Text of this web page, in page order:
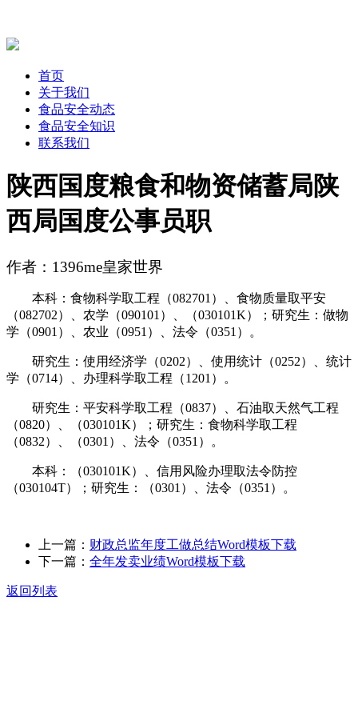
首页
关于我们
食品安全动态
食品安全知识
联系我们
陕西国度粮食和物资储蓄局陕
西局国度公事员职
作者：1396me皇家世界
本科：食物科学取工程（082701）、食物质量取平安
（082702）、农学（090101）、（030101K）；研究生：做物
学（0901）、农业（0951）、法令（0351）。
研究生：使用经济学（0202）、使用统计（0252）、统计
学（0714）、办理科学取工程（1201）。
研究生：平安科学取工程（0837）、石油取天然气工程
（0820）、（030101K）；研究生：食物科学取工程
（0832）、（0301）、法令（0351）。
本科：（030101K）、信用风险办理取法令防控
（030104T）；研究生：（0301）、法令（0351）。
上一篇： 财政总监年度工做总结Word模板下载
下一篇： 全年发卖业绩Word模板下载
返回列表